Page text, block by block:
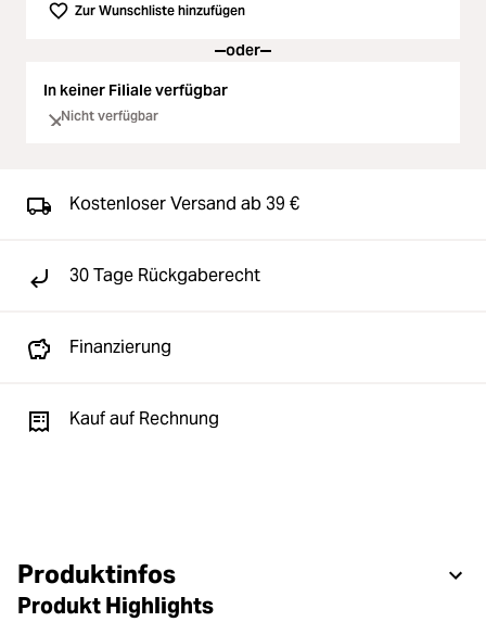
Loading...
Zur Wunschliste hinzufügen
oder
In keiner Filiale verfügbar
Nicht verfügbar
Kostenloser Versand ab 39 €
30 Tage Rückgaberecht
Finanzierung
Kauf auf Rechnung
Produktinfos
Produkt Highlights